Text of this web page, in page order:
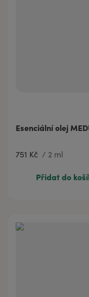
Esenciální olej
751 Kč / 2 ml
751 Kč
2 ml
Přidat do